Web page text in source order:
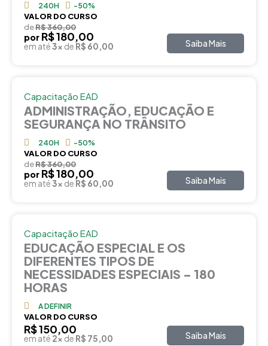
240H -50%
VALOR DO CURSO
deR$ 360,00
por R$ 180,00
em até3x de R$ 60,00 Saiba Mais
Capacitação EAD
ADMINISTRAÇÃO, EDUCAÇÃO E
SEGURANÇA NO TRÂNSITO
240H -50%
VALOR DO CURSO
deR$ 360,00
por R$ 180,00
em até3x de R$ 60,00 Saiba Mais
Capacitação EAD
EDUCAÇÃO ESPECIAL E OS
DIFERENTES TIPOS DE
NECESSIDADES ESPECIAIS – 180
HORAS
A DEFINIR
VALOR DO CURSO
R$ 150,00
em até 2x de R$ 75,00 Saiba Mais